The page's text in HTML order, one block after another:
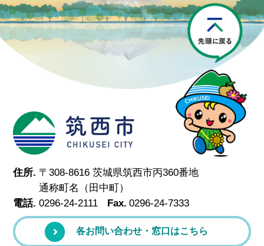
筑西市
住所. 〒308-8616 茨城県筑西市丙360番地
通称町名（田中町）
電話. 0296-24-2111 Fax. 0296-24-7333
各お問い合わせ・窓口はこちら